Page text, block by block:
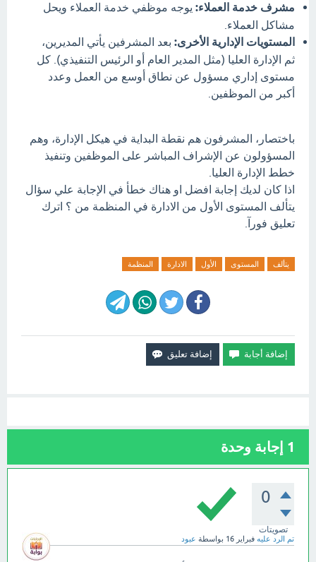
مشرف خدمة العملاء: يوجه موظفي خدمة العملاء ويحل
مشاكل العملاء.
المستويات الإدارية الأخرى: بعد المشرفين يأتي المديرين،
ثم الإدارة العليا (مثل المدير العام أو الرئيس التنفيذي). كل
مستوى إداري مسؤول عن نطاق أوسع من العمل وعدد
أكبر من الموظفين.
باختصار، المشرفون هم نقطة البداية في هيكل الإدارة، وهم
المسؤولون عن الإشراف المباشر على الموظفين وتنفيذ
خطط الإدارة العليا.
اذا كان لديك إجابة افضل او هناك خطأ في الإجابة علي سؤال
يتألف المستوى الأول من الادارة في المنظمة من ؟ اترك
تعليق فورآ.
يتألف المستوى الأول الادارة المنظمة
1 إجابة وحدة
0
تصويتات
تم الرد عليه فبراير 16 بواسطة عبود